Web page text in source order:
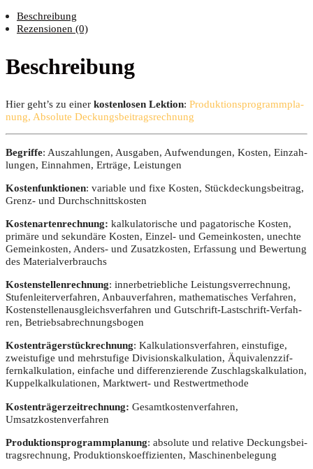
Beschreibung
Rezensionen (0)
Beschreibung
Hier geht’s zu einer kos­ten­lo­sen Lek­ti­on: Pro­duk­ti­ons­pro­gramm­pla­
nung, Abso­lu­te Deckungsbeitragsrechnung
Begrif­fe: Aus­zah­lun­gen, Aus­ga­ben, Auf­wen­dun­gen, Kos­ten, Ein­zah­
lun­gen, Ein­nah­men, Erträ­ge, Leistungen
Kos­ten­funk­tio­nen: varia­ble und fixe Kos­ten, Stück­de­ckungs­bei­trag,
Grenz- und Durchschnittskosten
Kos­ten­ar­ten­rech­nung: kal­ku­la­to­ri­sche und paga­to­ri­sche Kos­ten,
pri­mä­re und sekun­dä­re Kos­ten, Ein­zel- und Gemein­kos­ten, unech­te
Gemein­kos­ten, Anders- und Zusatz­kos­ten, Erfas­sung und Bewer­tung
des Materialverbrauchs
Kos­ten­stel­len­rech­nung: inner­be­trieb­li­che Leis­tungs­ver­rech­nung,
Stu­fen­lei­ter­ver­fah­ren, Anbau­ver­fah­ren, mathe­ma­ti­sches Ver­fah­ren,
Kos­ten­stel­len­aus­gleichs­ver­fah­ren und Gut­schrift-Last­schrift-Ver­fah­
ren, Betriebsabrechnungsbogen
Kos­ten­trä­ger­stück­rech­nung: Kal­ku­la­ti­ons­ver­fah­ren, ein­stu­fi­ge,
zwei­stu­fi­ge und mehr­stu­fi­ge Divi­si­ons­kal­ku­la­ti­on, Äqui­va­lenz­zif­
fern­kal­ku­la­ti­on, ein­fa­che und dif­fe­ren­zie­ren­de Zuschlags­kal­ku­la­ti­on,
Kup­pel­kal­ku­la­tio­nen, Markt­wert- und Restwertmethode
Kos­ten­trä­ger­zeit­rech­nung: Gesamt­kos­ten­ver­fah­ren,
Umsatzkostenverfahren
Pro­duk­ti­ons­pro­gramm­pla­nung: abso­lu­te und rela­ti­ve Deckungs­bei­
trags­rech­nung, Pro­duk­ti­ons­ko­ef­fi­zi­en­ten, Maschinenbelegung